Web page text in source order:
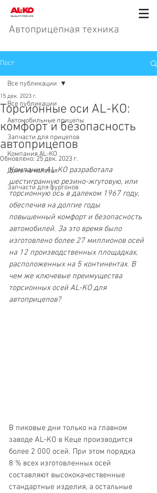
Автоприцепная техника
Пост
Все публикации
Автомобильные прицепы
Запчасти для прицепов
Компания AL-KO
Дома на колесах
Запчасти для фургонов
Все публикации
Торсионные оси AL-KO:
комфорт и безопасность
автоприцепов
15 дек. 2023 г.
Обновлено: 25 дек. 2023 г.
Компания AL-KO разработала
шестигранную резино-жгутовую, или
торсионную ось в далеком 1967 году,
обеспечив на долгие годы
повышенный комфорт и безопасность
автомобилей. За это время было
изготовлено более 27 миллионов осей
на 12 производственных площадках,
расположенных на 5 континентах. В
чем же ключевые преимущества
торсионных осей AL-KO для
автоприцепов?
В пиковые дни только на главном
заводе AL-KO в Кеце производится
более 2 000 осей. При этом порядка
8 % всех изготовленных осей
составляют высококачественные
стандартные изделия, а остальные